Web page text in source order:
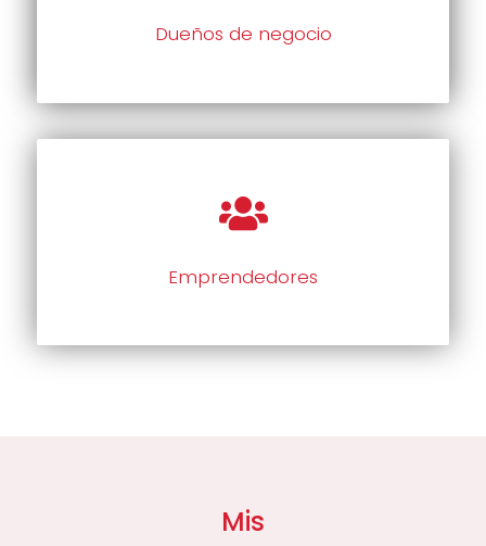
Dueños de negocio
Emprendedores
Mis